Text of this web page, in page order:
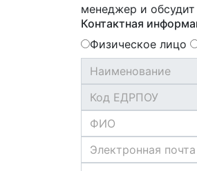
менеджер и обсудит
Контактная
Физическое лицо